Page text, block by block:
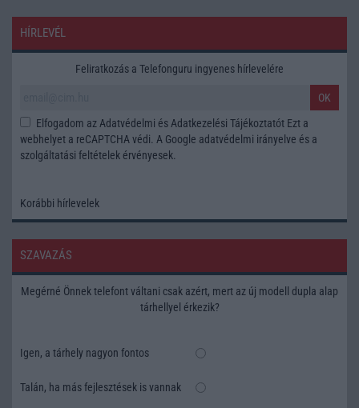
HÍRLEVÉL
Feliratkozás a Telefonguru ingyenes hírlevelére
OK
Elfogadom az Adatvédelmi és Adatkezelési Tájékoztatót Ezt a
webhelyet a reCAPTCHA védi. A Google adatvédelmi irányelve és a
szolgáltatási feltételek érvényesek.
Korábbi hírlevelek
SZAVAZÁS
Megérné Önnek telefont váltani csak azért, mert az új modell dupla alap
tárhellyel érkezik?
Igen, a tárhely nagyon fontos
Talán, ha más fejlesztések is vannak